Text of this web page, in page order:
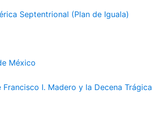
Septentrional (Plan de Iguala)
México
I. Madero y la Decena Trágica